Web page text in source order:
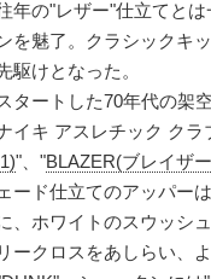
年の"レザー"仕立てと
を魅了。クラシックキ
駆けとなった。
タートした70年代の架
イキ アスレチック ク
"、"BLAZER(ブレイザ
ード仕立てのアッパー
、ホワイトのスウッシ
ークロスをあしらい、